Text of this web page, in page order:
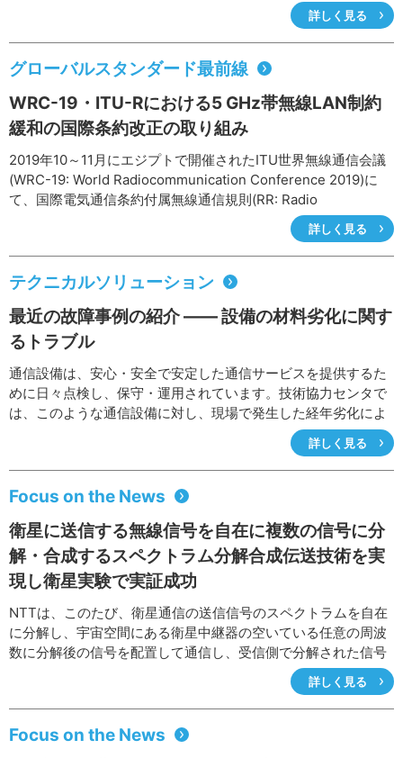
ンタでは、社会課題やビジネスユーザの課題と積極的に向き合
うことで、その解決に向けた応用的研究開発を推進しており、
事業に密着したトライアルや実フィールドでのPoC(Proof of
Concept)などを通して、お客さまへの価値提供をめざしていま
詳しく見る
グローバルスタンダード最前線
WRC-19・ITU-Rにおける5 GHz帯無線LAN制約
緩和の国際条約改正の取り組み
2019年10～11月にエジプトで開催されたITU世界無線通信会議
(WRC-19: World Radiocommunication Conference 2019)に
て、国際電気通信条約付属無線通信規則(RR: Radio
Regulations)の改正が議論・合意されました。本規則は、各国
政府が遵守義務を負う電波利用の国際ルールです。この会議に
おいて、日本が推進してきた5GHz帯無線LANの制度改正、特
に5.2 GHz帯(5150-5250 MHz)の屋外利用・高出力化の議題に
した。NTTは、WRC-19、ITU-R(ITU Radiocommunication
Sector)や関連会合で、本議題の日本代表団主担当として、RR
間取り組んできました。ここでは、5GHz帯無線LANのRR改正
までの過程と改正RRの概要を説明します。
詳しく見る
テクニカルソリューション
最近の故障事例の紹介 ―― 設備の材料劣化に関す
るトラブル
通信設備は、安心・安全で安定した通信サービスを提供するた
めに日々点検し、保守・運用されています。技術協力センタで
は、このような通信設備に対し、現場で発生した経年劣化によ
る故障や経年劣化だけでは説明できない特異故障について、材
料的な観点から原因の究明と防止対策の提案を行っています。
ここでは、最近現場で発生した架空設備および地下設備での故
障事例について紹介します。
詳しく見る
Focus on the News
衛星に送信する無線信号を自在に複数の信号に分
解・合成するスペクトラム分解合成伝送技術を実
現し衛星実験で実証成功
NTTは、このたび、衛星通信の送信信号のスペクトラムを自在
に分解し、宇宙空間にある衛星中継器の空いている任意の周波
数に分解後の信号を配置して通信し、受信側で分解された信号
を再び合成するという「スペクトラム分解合成伝送」を実現
し、衛星を使用した実証実験でその有効性を確認しました。
本技術は、既存の衛星通信用モデムに外付け装置(アダプタ)と
して接続するだけで、信号のスペクトラムを分解・合成でき、
詳しく見る
Focus on the News